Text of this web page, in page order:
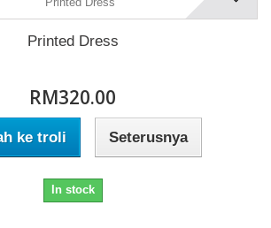
Printed Dress
RM320.00
ke troli Seterusnya
In stock